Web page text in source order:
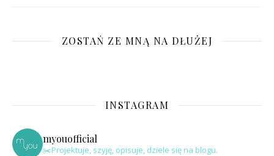
ZOSTAŃ ZE MNĄ NA DŁUŻEJ
INSTAGRAM
myouofficial
✂️Projektuje, szyję, opisuje, dziele się na blogu.